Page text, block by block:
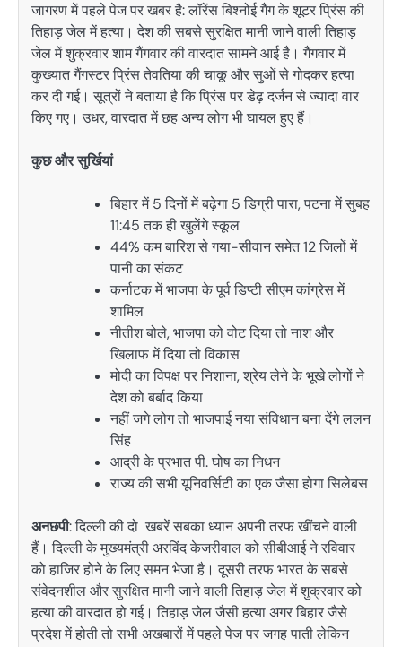
जागरण में पहले पेज पर खबर है: लॉरेंस बिश्नोई गैंग के शूटर प्रिंस की
तिहाड़ जेल में हत्या। देश की सबसे सुरक्षित मानी जाने वाली तिहाड़
जेल में शुक्रवार शाम गैंगवार की वारदात सामने आई है। गैंगवार में
कुख्यात गैंगस्टर प्रिंस तेवतिया की चाकू और सुओं से गोदकर हत्या
कर दी गई। सूत्रों ने बताया है कि प्रिंस पर डेढ़ दर्जन से ज्यादा वार
किए गए। उधर, वारदात में छह अन्य लोग भी घायल हुए हैं।
कुछ और सुर्खियां
बिहार में 5 दिनों में बढ़ेगा 5 डिग्री पारा, पटना में सुबह
11:45 तक ही खुलेंगे स्कूल
44% कम बारिश से गया-सीवान समेत 12 जिलों में
पानी का संकट
कर्नाटक में भाजपा के पूर्व डिप्टी सीएम कांग्रेस में
शामिल
नीतीश बोले, भाजपा को वोट दिया तो नाश और
खिलाफ में दिया तो विकास
मोदी का विपक्ष पर निशाना, श्रेय लेने के भूखे लोगों ने
देश को बर्बाद किया
नहीं जगे लोग तो भाजपाई नया संविधान बना देंगे ललन
सिंह
आद्री के प्रभात पी. घोष का निधन
राज्य की सभी यूनिवर्सिटी का एक जैसा होगा सिलेबस
अनछपी: दिल्ली की दो खबरें सबका ध्यान अपनी तरफ खींचने वाली
हैं। दिल्ली के मुख्यमंत्री अरविंद केजरीवाल को सीबीआई ने रविवार
को हाजिर होने के लिए समन भेजा है। दूसरी तरफ भारत के सबसे
संवेदनशील और सुरक्षित मानी जाने वाली तिहाड़ जेल में शुक्रवार को
हत्या की वारदात हो गई। तिहाड़ जेल जैसी हत्या अगर बिहार जैसे
प्रदेश में होती तो सभी अखबारों में पहले पेज पर जगह पाती लेकिन